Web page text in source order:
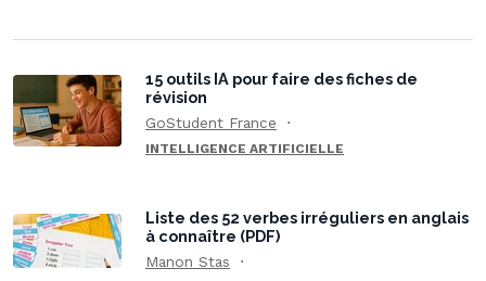
15 outils IA pour faire des fiches de
révision
GoStudent France
INTELLIGENCE ARTIFICIELLE
Liste des 52 verbes irréguliers en anglais
à connaître (PDF)
Manon Stas